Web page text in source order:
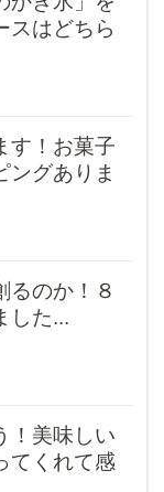
スはどちら
す！お菓子
ングありま
るのか！８
した...
！美味しい
てくれて感